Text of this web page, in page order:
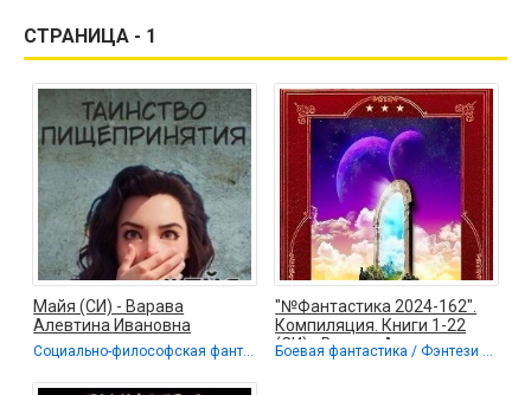
СТРАНИЦА - 1
Майя (СИ) - Варава
Алевтина Ивановна
Социально-философская фантастика
"№Фантастика 2024-162".
Компиляция. Книги 1-22
(СИ) - Варава Алевтина
Ивановна
Боевая фантастика / Фэнтези / Попаданцы